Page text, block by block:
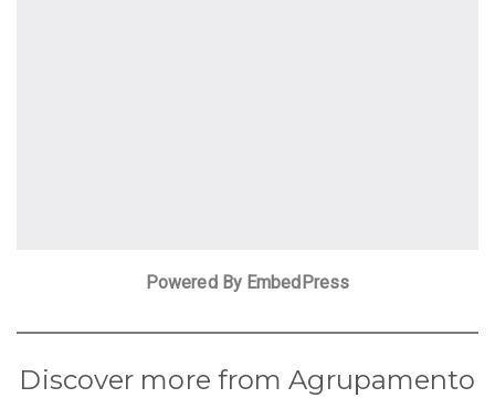
Powered By EmbedPress
Discover more from Agrupamento